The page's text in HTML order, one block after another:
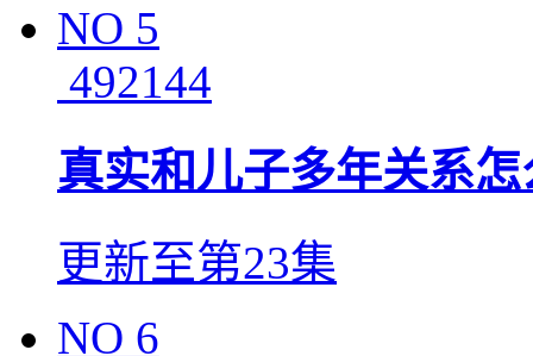
NO 5
492144
真实和儿子多年关系怎
更新至第23集
NO 6